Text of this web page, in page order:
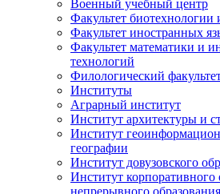
Военный учебный центр
Факультет биотехнологии
Факультет иностранных
Факультет математики и
технологий
Филологический
Институты
Аграрный институт
Институт архитектуры и
Институт
географии
Институт довузовского
Институт корпоративного
непрерывного образования